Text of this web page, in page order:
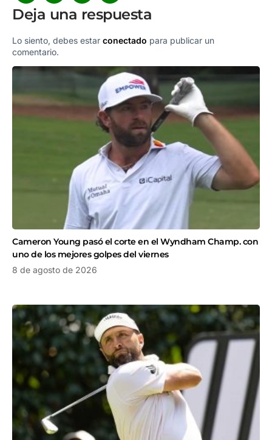
Deja una respuesta
Lo siento, debes estar conectado para publicar un
comentario.
Cameron Young pasó el corte en el Wyndham Champ. con
uno de los mejores golpes del viernes
8 de agosto de 2026